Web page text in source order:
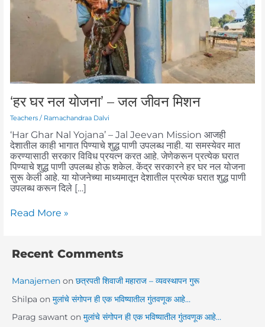
‘हर घर नल योजना’ – जल जीवन मिशन
Teachers/ Ramachandraa Dalvi
‘Har Ghar Nal Yojana’ – Jal Jeevan Mission आजही
देशातील काही भागात पिण्याचे शुद्ध पाणी उपलब्ध नाही. या समस्येवर मात
करण्यासाठी सरकार विविध प्रयत्न करत आहे. जेणेकरून प्रत्येक घरात
पिण्याचे शुद्ध पाणी उपलब्ध होऊ शकेल. केंद्र सरकारने हर घर नल योजना
सुरू केली आहे. या योजनेच्या माध्यमातून देशातील प्रत्येक घरात शुद्ध पाणी
उपलब्ध करून दिले […]
–
Read More »
Recent Comments
Manajemenon छत्रपती शिवाजी महाराज – व्यवस्थापन गुरू
Shilpa on मुलांचे संगोपन ही एक भविष्यातील गुंतवणूक आहे…
Parag sawant on मुलांचे संगोपन ही एक भविष्यातील गुंतवणूक आहे…